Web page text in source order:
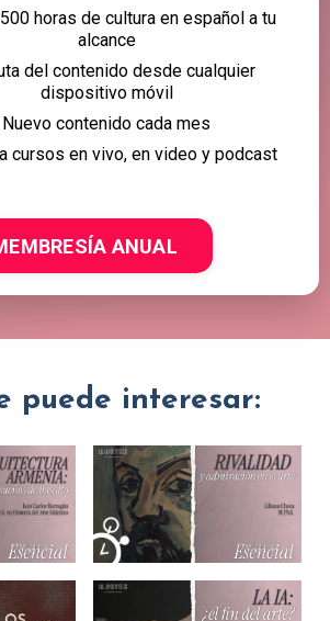
horas de cultura en español a tu
alcance
del contenido desde cualquier
dispositivo móvil
Nuevo contenido cada mes
cursos en vivo, en video y podcast
ANUAL
puede interesar: